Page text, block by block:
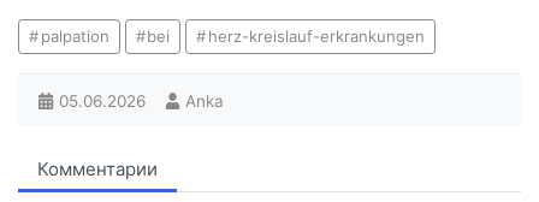
palpation bei herz-kreislauf-erkrankungen
05.06.2026 Anka
Комментарии